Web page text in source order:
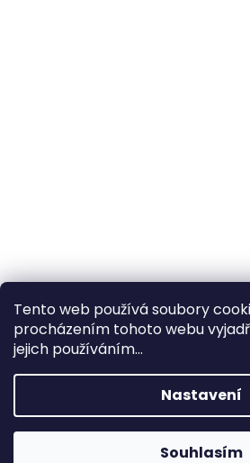
Tento web používá soubory
procházením tohoto webu
jejich používáním...
Nastavení
Souhlasím
Hledáte nejvýhodnější cenu?
pomocíregistrace